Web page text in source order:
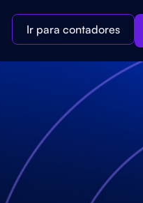
Ir para contadores